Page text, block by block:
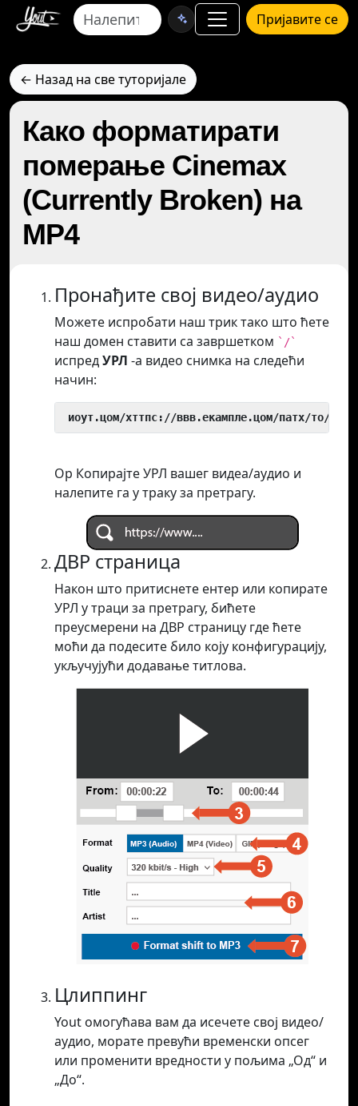
Пријавите се
← Назад на све туторијале
Како форматирати
померање Cinemax
(Currently Broken) на
MP4
Пронађите свој видео/аудио
Можете испробати наш трик тако што ћете
наш домен ставити са завршетком `/`
испредУРЛ -а видео снимка на следећи
начин:
иоут.цом/хттпс://ввв.екампле.цом/патх/то/
Ор Копирајте УРЛ вашег видеа/аудио и
налепите га у траку за претрагу.
ДВР страница
Након што притиснете ентер или копирате
УРЛ у траци за претрагу, бићете
преусмерени на ДВР страницу где ћете
моћи да подесите било коју конфигурацију,
укључујући додавање титлова.
Цлиппинг
Yout омогућава вам да исечете свој видео/
аудио, морате превући временски опсег
или променити вредности у пољима „Од“ и
„До“.